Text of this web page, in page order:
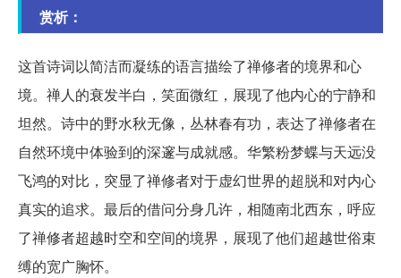
赏析：
这首诗词以简洁而凝练的语言描绘了禅修者的境界和心
境。禅人的衰发半白，笑面微红，展现了他内心的宁静和
坦然。诗中的野水秋无像，丛林春有功，表达了禅修者在
自然环境中体验到的深邃与成就感。华繁粉梦蝶与天远没
飞鸿的对比，突显了禅修者对于虚幻世界的超脱和对内心
真实的追求。最后的借问分身几许，相随南北西东，呼应
了禅修者超越时空和空间的境界，展现了他们超越世俗束
缚的宽广胸怀。